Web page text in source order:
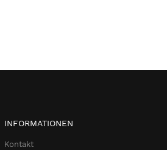
INFORMATIONEN
Kontakt